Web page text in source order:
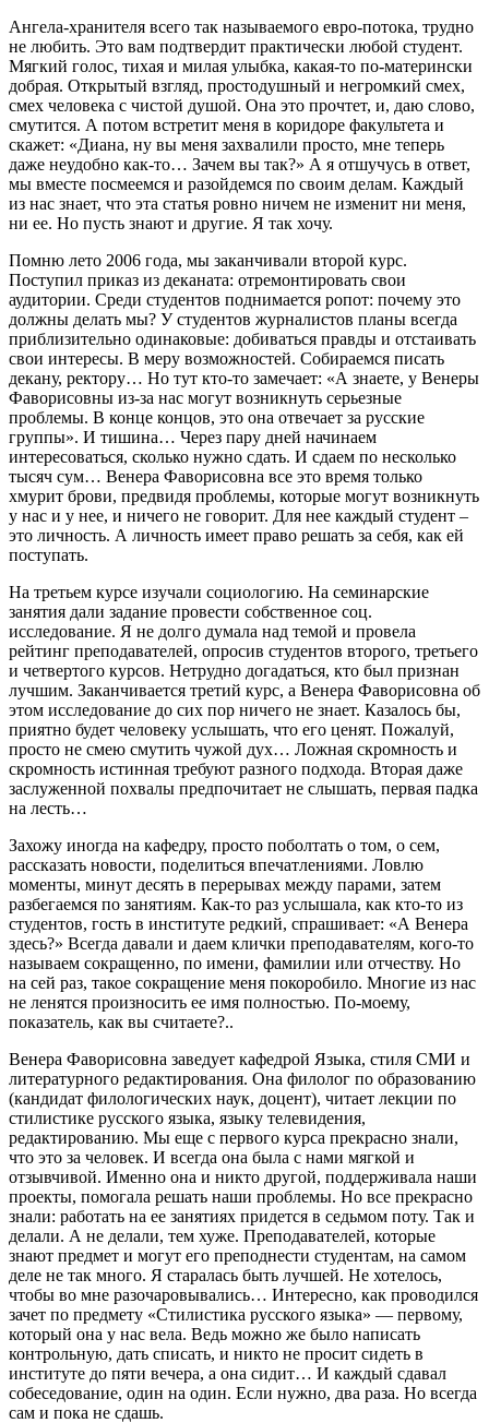
Ангела-хранителя всего так называемого евро-потока, трудно
не любить. Это вам подтвердит практически любой студент.
Мягкий голос, тихая и милая улыбка, какая-то по-матерински
добрая. Открытый взгляд, простодушный и негромкий смех,
смех человека с чистой душой. Она это прочтет, и, даю слово,
смутится. А потом встретит меня в коридоре факультета и
скажет: «Диана, ну вы меня захвалили просто, мне теперь
даже неудобно как-то… Зачем вы так?» А я отшучусь в ответ,
мы вместе посмеемся и разойдемся по своим делам. Каждый
из нас знает, что эта статья ровно ничем не изменит ни меня,
ни ее. Но пусть знают и другие. Я так хочу.
Помню лето 2006 года, мы заканчивали второй курс.
Поступил приказ из деканата: отремонтировать свои
аудитории. Среди студентов поднимается ропот: почему это
должны делать мы? У студентов журналистов планы всегда
приблизительно одинаковые: добиваться правды и отстаивать
свои интересы. В меру возможностей. Собираемся писать
декану, ректору… Но тут кто-то замечает: «А знаете, у Венеры
Фаворисовны из-за нас могут возникнуть серьезные
проблемы. В конце концов, это она отвечает за русские
группы». И тишина… Через пару дней начинаем
интересоваться, сколько нужно сдать. И сдаем по несколько
тысяч сум… Венера Фаворисовна все это время только
хмурит брови, предвидя проблемы, которые могут возникнуть
у нас и у нее, и ничего не говорит. Для нее каждый студент –
это личность. А личность имеет право решать за себя, как ей
поступать.
На третьем курсе изучали социологию. На семинарские
занятия дали задание провести собственное соц.
исследование. Я не долго думала над темой и провела
рейтинг преподавателей, опросив студентов второго, третьего
и четвертого курсов. Нетрудно догадаться, кто был признан
лучшим. Заканчивается третий курс, а Венера Фаворисовна об
этом исследование до сих пор ничего не знает. Казалось бы,
приятно будет человеку услышать, что его ценят. Пожалуй,
просто не смею смутить чужой дух… Ложная скромность и
скромность истинная требуют разного подхода. Вторая даже
заслуженной похвалы предпочитает не слышать, первая падка
на лесть…
Захожу иногда на кафедру, просто поболтать о том, о сем,
рассказать новости, поделиться впечатлениями. Ловлю
моменты, минут десять в перерывах между парами, затем
разбегаемся по занятиям. Как-то раз услышала, как кто-то из
студентов, гость в институте редкий, спрашивает: «А Венера
здесь?» Всегда давали и даем клички преподавателям, кого-то
называем сокращенно, по имени, фамилии или отчеству. Но
на сей раз, такое сокращение меня покоробило. Многие из нас
не ленятся произносить ее имя полностью. По-моему,
показатель, как вы считаете?..
Венера Фаворисовна заведует кафедрой Языка, стиля СМИ и
литературного редактирования. Она филолог по образованию
(кандидат филологических наук, доцент), читает лекции по
стилистике русского языка, языку телевидения,
редактированию. Мы еще с первого курса прекрасно знали,
что это за человек. И всегда она была с нами мягкой и
отзывчивой. Именно она и никто другой, поддерживала наши
проекты, помогала решать наши проблемы. Но все прекрасно
знали: работать на ее занятиях придется в седьмом поту. Так и
делали. А не делали, тем хуже. Преподавателей, которые
знают предмет и могут его преподнести студентам, на самом
деле не так много. Я старалась быть лучшей. Не хотелось,
чтобы во мне разочаровывались… Интересно, как проводился
зачет по предмету «Стилистика русского языка» — первому,
который она у нас вела. Ведь можно же было написать
контрольную, дать списать, и никто не просит сидеть в
институте до пяти вечера, а она сидит… И каждый сдавал
собеседование, один на один. Если нужно, два раза. Но всегда
сам и пока не сдашь.